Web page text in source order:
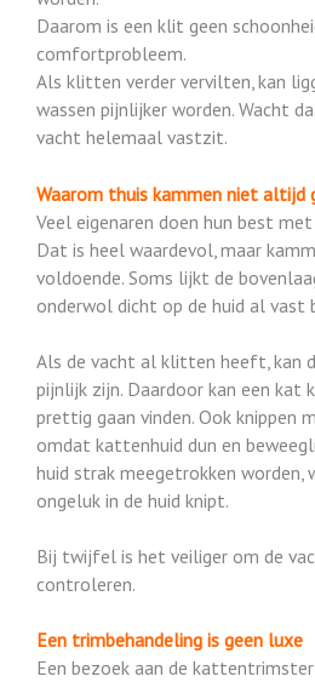
Daarom is een klit geen
comfortprobleem.
Als klitten verder vervilten, kan
wassen pijnlijker worden. Wacht
vacht helemaal vastzit.
Waarom thuis kammen niet altijd
Veel eigenaren doen hun best
Dat is heel waardevol, maar
voldoende. Soms lijkt de
onderwol dicht op de huid al
Als de vacht al klitten heeft, kan
pijnlijk zijn. Daardoor kan een kat
prettig gaan vinden. Ook knippen
omdat kattenhuid dun en
huid strak meegetrokken worden,
ongeluk in de huid knipt.
Bij twijfel is het veiliger om de
controleren.
Een trimbehandeling is geen luxe
Een bezoek aan de